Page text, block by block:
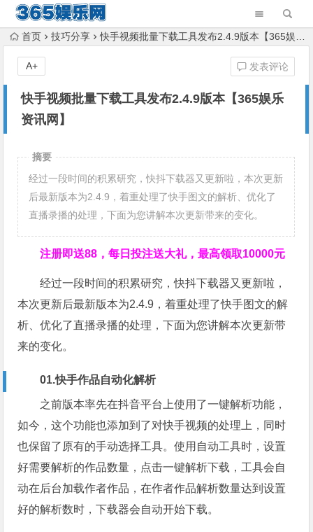
首页 技巧分享 快手视频批量下载工具发布2.4.9版本【365娱乐资讯网】
快手视频批量下载工具发布2.4.9版本【365娱乐
资讯网】
发表评论
A+
摘要
经过一段时间的积累研究，快抖下载器又更新啦，本次更新
后最新版本为2.4.9，着重处理了快手图文的解析、优化了
直播录播的处理，下面为您讲解本次更新带来的变化。
注册即送88，每日投注送大礼，最高领取10000元
经过一段时间的积累研究，快抖下载器又更新啦，
本次更新后最新版本为2.4.9，着重处理了快手图文的解
析、优化了直播录播的处理，下面为您讲解本次更新带
来的变化。
01.快手作品自动化解析
之前版本率先在抖音平台上使用了一键解析功能，
如今，这个功能也添加到了对快手视频的处理上，同时
也保留了原有的手动选择工具。使用自动工具时，设置
好需要解析的作品数量，点击一键解析下载，工具会自
动在后台加载作者作品，在作者作品解析数量达到设置
好的解析数时，下载器会自动开始下载。